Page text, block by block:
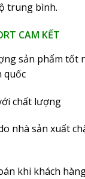
trung bình.
CAM KẾT
sản phẩm tốt
quốc
chất lượng
nhà sản xuất
khi khách